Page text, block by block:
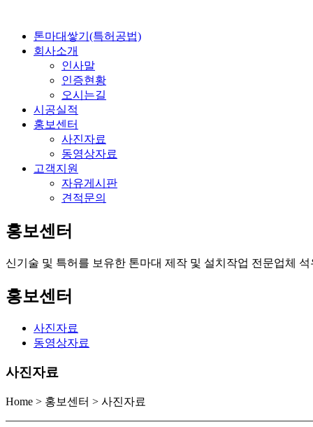
톤마대쌓기(특허공법)
회사소개
인사말
인증현황
오시는길
시공실적
홍보센터
사진자료
동영상자료
고객지원
자유게시판
견적문의
홍보센터
신기술 및 특허를 보유한 톤마대 제작 및 설치작업 전문업체
홍보센터
사진자료
동영상자료
사진자료
Home > 홍보센터 > 사진자료